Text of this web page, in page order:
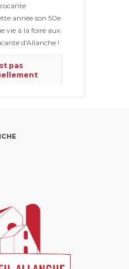
année son 50e
vie à la foire aux
d'Allanche !
pas